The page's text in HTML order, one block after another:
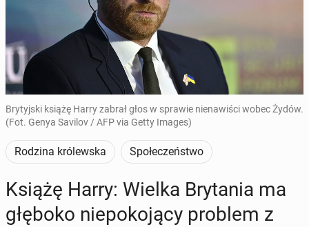
Brytyjski książę Harry zabrał głos w sprawie nienawiści wobec Żydów.
(Fot. Genya Savilov / AFP via Getty Images)
Rodzina królewska Społeczeństwo
Książę Harry: Wielka Bry­ta­nia ma
głęboko nie­po­ko­ją­cy problem z